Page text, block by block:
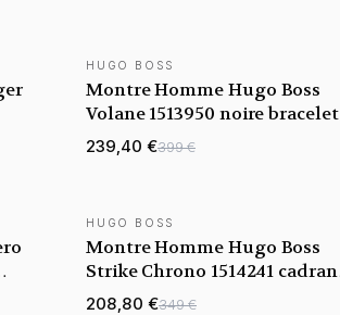
NOUVEAUTÉ
HUGO BOSS
Montre Homme Hugo Boss
Volane 1513950 noire bracelet
maillons acier
239,40 €399 €
NOUVEAUTÉ
HUGO BOSS
Montre Homme Hugo Boss
Strike Chrono 1514241 cadran
vert bracelet acier
208,80 €349 €